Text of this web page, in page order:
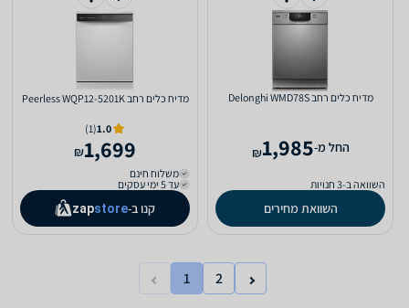
מדיח כלים ‏רחב Delonghi WMD78S
‫החל מ-1,985
₪
השוואה ב-3 חנויות
השוואת מחירים
מדיח כלים ‏רחב Peerless WQP12-5201K
1.0
(1)
1,699
₪
משלוח חינם
עד 5 ימי עסקים
קנו ב- zapstore
1 2